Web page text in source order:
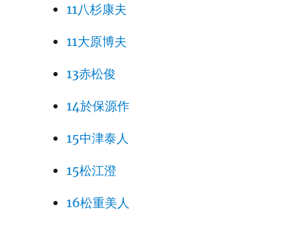
11八杉康夫
11大原博夫
13赤松俊
14於保源作
15中津泰人
15松江澄
16松重美人